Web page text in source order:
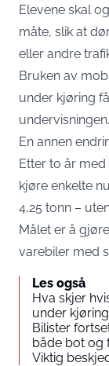
Elevene skal
måte, slik at
eller andre
Bruken av
under kjøring
undervisningen.
En annen
Etter to år
kjøre enkelte
4,25 tonn –
Målet er å
varebiler med
Les også
Hva skjer
under
Bilister
både bot og
Viktig